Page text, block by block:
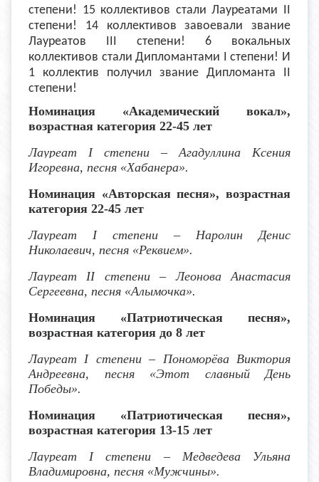
степени! 15 коллективов стали Лауреатами II
степени! 14 коллективов завоевали звание
Лауреатов III степени! 6 вокальных
коллективов стали Дипломантами I степени! И
1 коллектив получил звание Дипломанта II
степени!
Номинация «Академический вокал»,
возрастная категория 22-45 лет
Лауреат I степени
– Агадуллина Ксения
Игоревна, песня «Хабанера».
Номинация «Авторская песня», возрастная
категория 22-45 лет
Лауреат I степени – Наролин Денис
Николаевич, песня «Реквием».
Лауреат II степени– Леонова Анастасия
Сергеевна, песня «Алымочка».
Номинация «Патриотическая песня»,
возрастная категория до 8 лет
Лауреат I степени– Пономорёва Виктория
Андреевна, песня «Этот славный День
Победы».
Номинация «Патриотическая песня»,
возрастная категория 13-15 лет
Лауреат I степени – Медведева Ульяна
Владимировна, песня «Мужчины».